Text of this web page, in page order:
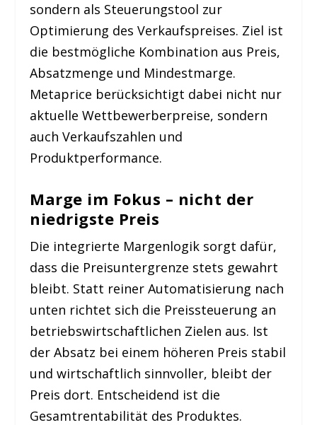
sondern als Steuerungstool zur
Optimierung des Verkaufspreises. Ziel ist
die bestmögliche Kombination aus Preis,
Absatzmenge und Mindestmarge.
Metaprice berücksichtigt dabei nicht nur
aktuelle Wettbewerberpreise, sondern
auch Verkaufszahlen und
Produktperformance.
Marge im Fokus – nicht der
niedrigste Preis
Die integrierte Margenlogik sorgt dafür,
dass die Preisuntergrenze stets gewahrt
bleibt. Statt reiner Automatisierung nach
unten richtet sich die Preissteuerung an
betriebswirtschaftlichen Zielen aus. Ist
der Absatz bei einem höheren Preis stabil
und wirtschaftlich sinnvoller, bleibt der
Preis dort. Entscheidend ist die
Gesamtrentabilität des Produktes.